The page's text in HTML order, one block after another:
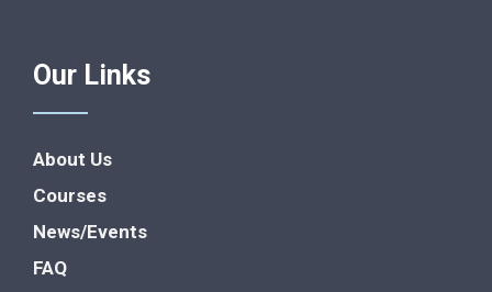
Our Links
About Us
Courses
News/Events
FAQ